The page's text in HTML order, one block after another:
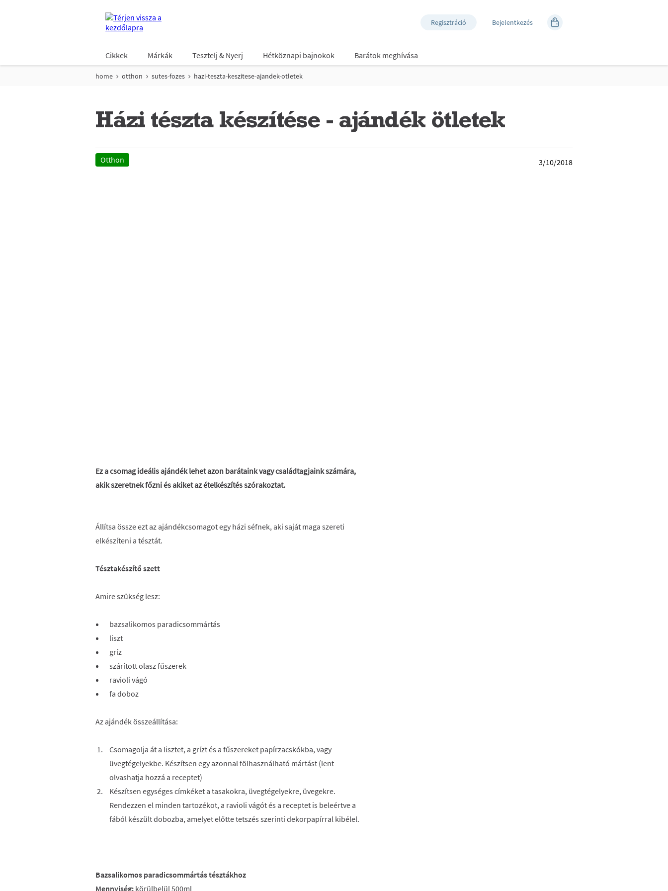
Regisztráció Bejelentkezés
Cikkek Márkák Tesztelj & Nyerj Hétköznapi bajnokok Barátok meghívása
home otthon sutes-fozes hazi-teszta-keszitese-ajandek-otletek
Házi tészta készítése - ajándék ötletek
Otthon 3/10/2018
Ez a csomag ideális ajándék lehet azon barátaink vagy családtagjaink számára,
akik szeretnek főzni és akiket az ételkészítés szórakoztat.
Állítsa össze ezt az ajándékcsomagot egy házi séfnek, aki saját maga szereti
elkészíteni a tésztát.
Tésztakészítő szett
Amire szükség lesz:
bazsalikomos paradicsommártás
liszt
gríz
szárított olasz fűszerek
ravioli vágó
fa doboz
Az ajándék összeállítása:
Csomagolja át a lisztet, a grízt és a fűszereket papírzacskókba, vagy
üvegtégelyekbe. Készítsen egy azonnal fölhasználható mártást (lent
olvashatja hozzá a receptet)
Készítsen egységes címkéket a tasakokra, üvegtégelyekre, üvegekre.
Rendezzen el minden tartozékot, a ravioli vágót és a receptet is beleértve a
fából készült dobozba, amelyet előtte tetszés szerinti dekorpapírral kibélel.
Bazsalikomos paradicsommártás tésztákhoz
Mennyiség: körülbelül 500ml